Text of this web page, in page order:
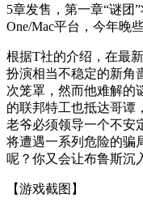
5章发售，第一章“谜团
One/Mac平台，今年晚
根据T社的介绍，在最
扮演相当不稳定的新角
次笼罩，然而他难解的
的联邦特工也抵达哥谭
老爷必须领导一个不安
将遭遇一系列危险的骗
呢？你又会让布鲁斯沉
【游戏截图】